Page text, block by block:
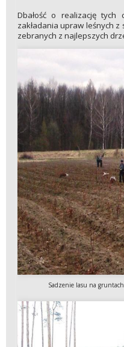
Dbałość o realizację
zakładania upraw leśnych
zebranych z najlepszych
Sadzenie lasu na